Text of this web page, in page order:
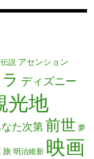
説 アセンション
ディズニー
光地
た次第前世 夢
旅 明治維新 映画